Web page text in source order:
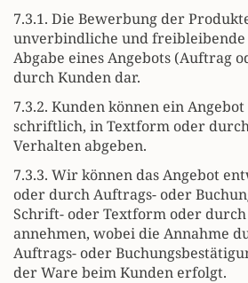
7.3.1. Die Bewerbung der
unverbindliche und
Abgabe eines Angebots (Auftrag
durch Kunden dar.
7.3.2. Kunden können ein
schriftlich, in Textform oder
Verhalten abgeben.
7.3.3. Wir können das Angebot
oder durch Auftrags- oder
Schrift- oder Textform oder
annehmen, wobei die Annahme
Auftrags- oder
der Ware beim Kunden erfolgt.